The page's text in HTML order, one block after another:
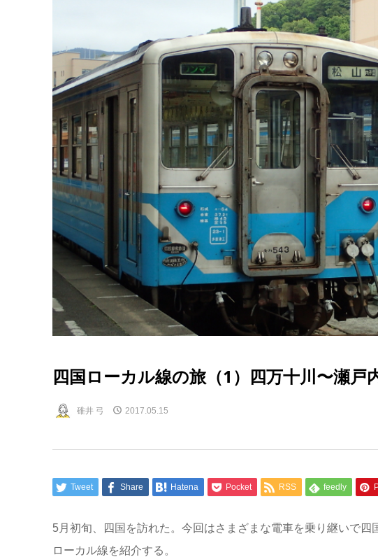
四国ローカル線の旅（1）四万十川〜瀬戸
碓井 弓 2017.05.15
Tweet Share Hatena Pocket RSS feedly
5月初旬、四国を訪れた。今回はさまざまな電車を乗り継いで
ローカル線を紹介する。